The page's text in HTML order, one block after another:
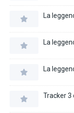
La
La
La
Tracker 3